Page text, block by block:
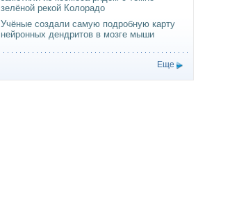
зелёной рекой Колорадо
Учёные создали самую подробную карту
нейронных дендритов в мозге мыши
Еще